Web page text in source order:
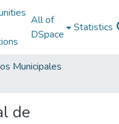
All of
DSpace
Statistics
Municipales
de